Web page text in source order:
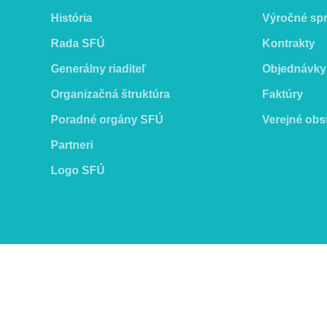
História
Rada SFÚ
Generálny riaditeľ
Organizačná štruktúra
Poradné orgány SFÚ
Partneri
Logo SFÚ
Výročné
Kontrakty
Objednávky
Faktúry
Verejné